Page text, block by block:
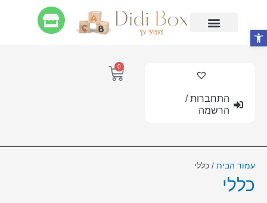
התחברות /
הרשמה
0
עגלת
עמוד הבית / כללי
כללי
פתח סרגל נגישות